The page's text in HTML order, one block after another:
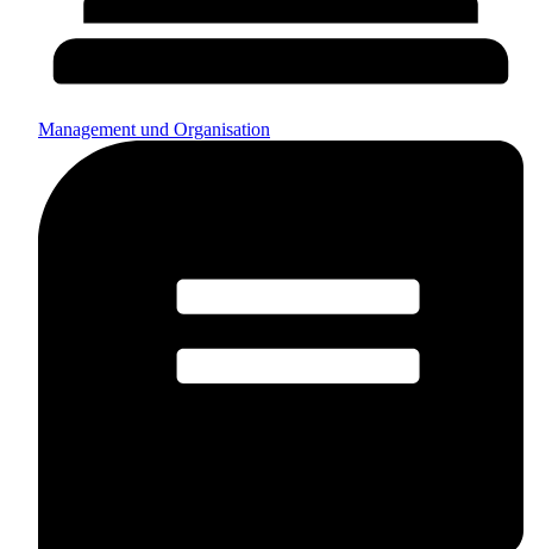
Management und Organisation